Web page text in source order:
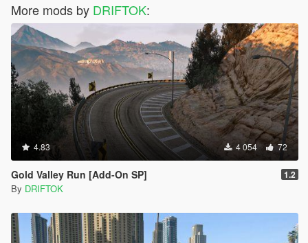
More mods by DRIFTOK:
4.83 4 054 72
Gold Valley Run [Add-On SP] 1.2
By DRIFTOK